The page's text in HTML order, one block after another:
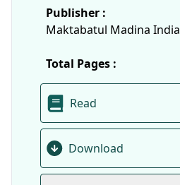
Publisher :
Maktabatul Madina India
Total Pages :
Read
Download